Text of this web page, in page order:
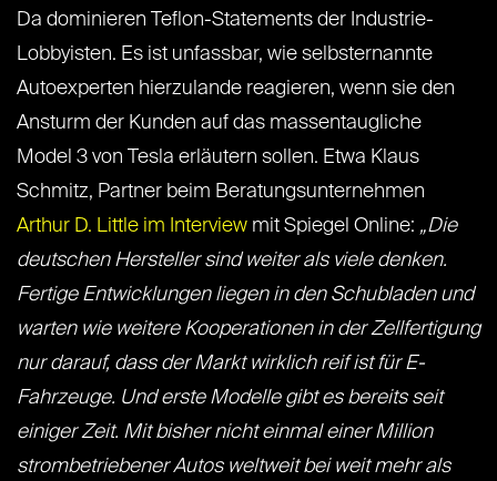
Da dominieren Teflon-Statements der Industrie-
Lobbyisten. Es ist unfassbar, wie selbsternannte
Autoexperten hierzulande reagieren, wenn sie den
Ansturm der Kunden auf das massentaugliche
Model 3 von Tesla erläutern sollen. Etwa Klaus
Schmitz, Partner beim Beratungsunternehmen
Arthur D. Little im Interview mit Spiegel Online: „Die
deutschen Hersteller sind weiter als viele denken.
Fertige Entwicklungen liegen in den Schubladen und
warten wie weitere Kooperationen in der Zellfertigung
nur darauf, dass der Markt wirklich reif ist für E-
Fahrzeuge. Und erste Modelle gibt es bereits seit
einiger Zeit. Mit bisher nicht einmal einer Million
strombetriebener Autos weltweit bei weit mehr als